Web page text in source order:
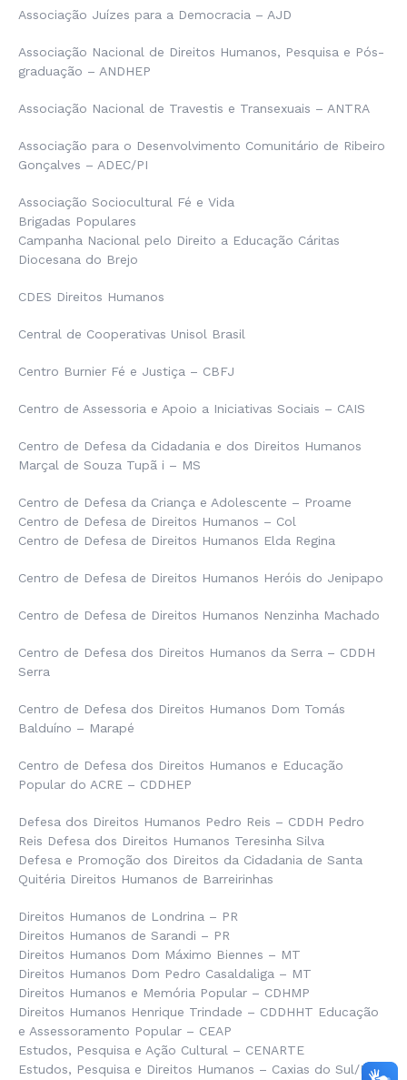
Associação Juízes para a Democracia – AJD
Associação Nacional de Direitos Humanos, Pesquisa e Pós-
graduação – ANDHEP
Associação Nacional de Travestis e Transexuais – ANTRA
Associação para o Desenvolvimento Comunitário de Ribeiro
Gonçalves – ADEC/PI
Associação Sociocultural Fé e Vida
Brigadas Populares
Campanha Nacional pelo Direito a Educação Cáritas
Diocesana do Brejo
CDES Direitos Humanos
Central de Cooperativas Unisol Brasil
Centro Burnier Fé e Justiça – CBFJ
Centro de Assessoria e Apoio a Iniciativas Sociais – CAIS
Centro de Defesa da Cidadania e dos Direitos Humanos
Marçal de Souza Tupã i – MS
Centro de Defesa da Criança e Adolescente – Proame
Centro de Defesa de Direitos Humanos – Col
Centro de Defesa de Direitos Humanos Elda Regina
Centro de Defesa de Direitos Humanos Heróis do Jenipapo
Centro de Defesa de Direitos Humanos Nenzinha Machado
Centro de Defesa dos Direitos Humanos da Serra – CDDH
Serra
Centro de Defesa dos Direitos Humanos Dom Tomás
Balduíno – Marapé
Centro de Defesa dos Direitos Humanos e Educação
Popular do ACRE – CDDHEP
Defesa dos Direitos Humanos Pedro Reis – CDDH Pedro
Reis Defesa dos Direitos Humanos Teresinha Silva
Defesa e Promoção dos Direitos da Cidadania de Santa
Quitéria Direitos Humanos de Barreirinhas
Direitos Humanos de Londrina – PR
Direitos Humanos de Sarandi – PR
Direitos Humanos Dom Máximo Biennes – MT
Direitos Humanos Dom Pedro Casaldaliga – MT
Direitos Humanos e Memória Popular – CDHMP
Direitos Humanos Henrique Trindade – CDDHHT Educação
e Assessoramento Popular – CEAP
Estudos, Pesquisa e Ação Cultural – CENARTE
Estudos, Pesquisa e Direitos Humanos – Caxias do Sul/RS